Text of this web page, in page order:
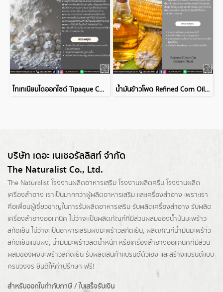
ไทเทเนียมไดออกไซด์ Tipaque CR50 น้ำมันข้าวโพด Refined Corn Oil Golden Drop
บริษัท เดอะ เนเชอรัลลิสท์ จำกัด
The Naturalist Co., Ltd.
The Naturalist โรงงานผลิตอาหารเสริม โรงงานผลิตครีม โรงงานผลิต
เครื่องสำอาง เราเป็นมากกว่าผู้ผลิตอาหารเสริม และเครื่องสำอาง เพราะเรา
คือเพื่อนผู้เชี่ยวชาญในการรับผลิตอาหารเสริม รับผลิตเครื่องสำอาง รับผลิต
เครื่องสำอางออแกนิค ไม่ว่าจะเป็นผลิตภัณฑ์ที่มีส่วนผสมของน้ำมันมะพร้าว
สกัดเย็น ไม่ว่าจะเป็นอาหารเสริมผงมะพร้าวสกัดเย็น, ผลิตภัณฑ์น้ำมันมะพร้าว
สกัดเย็นแบบผง, น้ำมันมะพร้าวลดน้ำหนัก หรือเครื่องสำอางออแกนิคที่มีส่วน
ผสมของผงมะพร้าวสกัดเย็น รับผลิตสินค้าแบรนด์ตัวเอง และสร้างแบรนด์แบบ
ครบวงจร ยินดีให้คำปรึกษา ฟรี!
สำหรับออกใบกำกับภาษี / ใบเสร็จรับเงิน